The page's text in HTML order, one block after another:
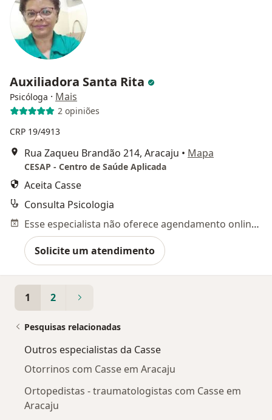
Auxiliadora Santa Rita
Psicóloga · Mais
2 opiniões
CRP 19/4913
Rua Zaqueu Brandão 214, Aracaju • Mapa
CESAP - Centro de Saúde Aplicada
Aceita Casse
Consulta Psicologia
Esse especialista não oferece agendamento online para esse endereço.
Solicite um atendimento
1 2
Pesquisas relacionadas
Outros especialistas da Casse
Otorrinos com Casse em Aracaju
Ortopedistas - traumatologistas com Casse em
Aracaju